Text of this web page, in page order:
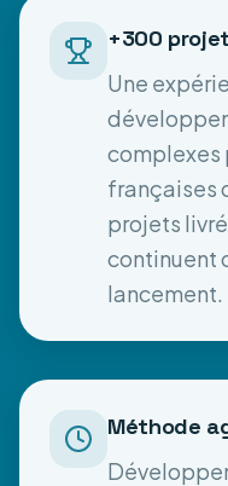
+300
Une
complexes
françaises
projets
continuent
lancement.
Méthode